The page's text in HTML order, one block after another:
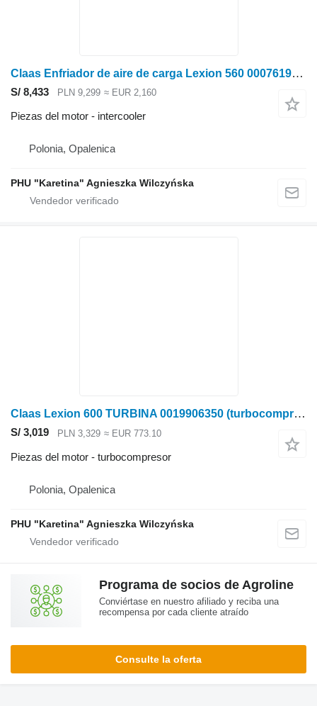
Claas Enfriador de aire de carga Lexion 560 0007619831 (Motor c intercooler para Claas
S/ 8,433 PLN 9,299 ≈ EUR 2,160
Piezas del motor - intercooler
Polonia, Opalenica
PHU "Karetina" Agnieszka Wilczyńska
Claas Lexion 600 TURBINA 0019906350 (turbocompresor 100) para Claas Lexion 600 cosechadora de cereales
S/ 3,019 PLN 3,329 ≈ EUR 773.10
Piezas del motor - turbocompresor
Polonia, Opalenica
PHU "Karetina" Agnieszka Wilczyńska
Programa de socios de Agroline
Conviértase en nuestro afiliado y reciba una
recompensa por cada cliente atraído
Consulte la oferta